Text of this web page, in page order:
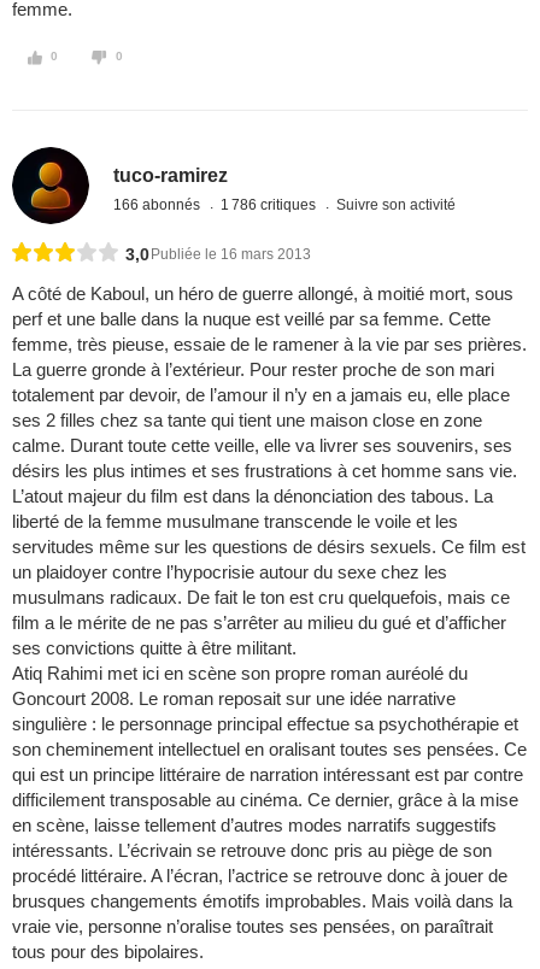
femme.
0 0
tuco-ramirez
166 abonnés 1 786 critiques Suivre son activité
3,0 Publiée le 16 mars 2013
A côté de Kaboul, un héro de guerre allongé, à moitié mort, sous
perf et une balle dans la nuque est veillé par sa femme. Cette
femme, très pieuse, essaie de le ramener à la vie par ses prières.
La guerre gronde à l’extérieur. Pour rester proche de son mari
totalement par devoir, de l’amour il n’y en a jamais eu, elle place
ses 2 filles chez sa tante qui tient une maison close en zone
calme. Durant toute cette veille, elle va livrer ses souvenirs, ses
désirs les plus intimes et ses frustrations à cet homme sans vie.
L’atout majeur du film est dans la dénonciation des tabous. La
liberté de la femme musulmane transcende le voile et les
servitudes même sur les questions de désirs sexuels. Ce film est
un plaidoyer contre l’hypocrisie autour du sexe chez les
musulmans radicaux. De fait le ton est cru quelquefois, mais ce
film a le mérite de ne pas s’arrêter au milieu du gué et d’afficher
ses convictions quitte à être militant.
Atiq Rahimi met ici en scène son propre roman auréolé du
Goncourt 2008. Le roman reposait sur une idée narrative
singulière : le personnage principal effectue sa psychothérapie et
son cheminement intellectuel en oralisant toutes ses pensées. Ce
qui est un principe littéraire de narration intéressant est par contre
difficilement transposable au cinéma. Ce dernier, grâce à la mise
en scène, laisse tellement d’autres modes narratifs suggestifs
intéressants. L’écrivain se retrouve donc pris au piège de son
procédé littéraire. A l’écran, l’actrice se retrouve donc à jouer de
brusques changements émotifs improbables. Mais voilà dans la
vraie vie, personne n’oralise toutes ses pensées, on paraîtrait
tous pour des bipolaires.